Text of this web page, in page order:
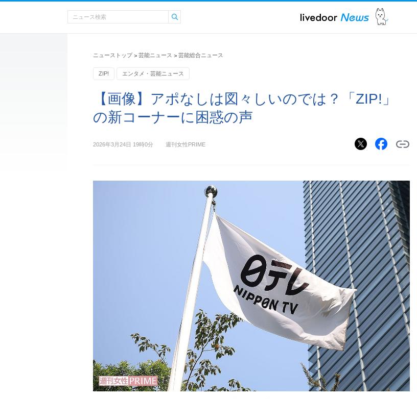
ニューストップ > 芸能ニュース > 芸能総合ニュース
ZIP! エンタメ・芸能ニュース
【画像】アポなしは図々しいのでは？「ZIP!」
の新コーナーに困惑の声
2026年3月24日 19時0分 週刊女性PRIME